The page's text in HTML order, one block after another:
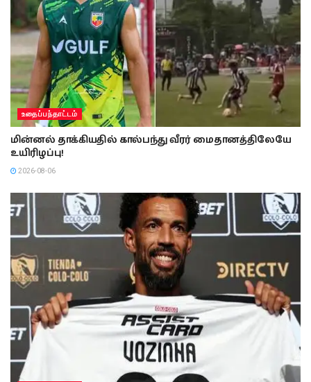
உதைப்பந்தாட்டம்
மின்னல் தாக்கியதில் கால்பந்து வீரர் மைதானத்திலேயே
உயிரிழப்பு!
2026-08-06